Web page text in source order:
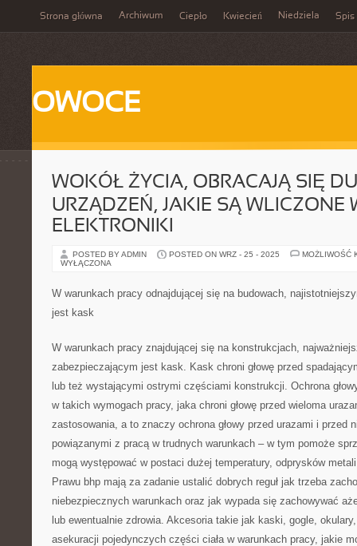
Strona główna Archiwum Ciepło Kwiecień Niedziela Spis
OWOCE
WOKÓŁ ŻYCIA, OBRACAJĄ SIĘ
URZĄDZEŃ, JAKIE SĄ WLICZONE
ELEKTRONIKI
POSTED BY ADMIN POSTED ON WRZ - 25 - 2025
MOŻLIWOŚĆ
WYŁĄCZONA
W warunkach pracy odnajdującej się na budowach,
jest kask
W warunkach pracy znajdującej się na konstrukcjach,
zabezpieczającym jest kask. Kask chroni głowę przed
lub też wystającymi ostrymi częściami konstrukcji. Ochrona
w takich wymogach pracy, jaka chroni głowę przed wieloma
zastosowania, a to znaczy ochrona głowy przed urazami i przed
powiązanymi z pracą w trudnych warunkach – w tym pomoże
mogą występować w postaci dużej temperatury, odprysków
Prawu bhp mają za zadanie ustalić dobrych reguł jak trzeba
niebezpiecznych warunkach oraz jak wypada się zachowywać
lub ewentualnie zdrowia. Akcesoria takie jak kaski, gogle,
asekuracji pojedynczych części ciała w warunkach pracy, jakie